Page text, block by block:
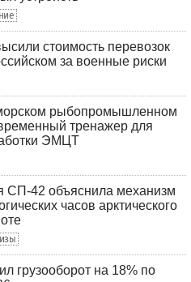
стоимость перевозок
за военные риски
рыбопромышленном
тренажер для
ЭМЦТ
42 объяснила механизм
часов арктического
грузооборот на 18% по